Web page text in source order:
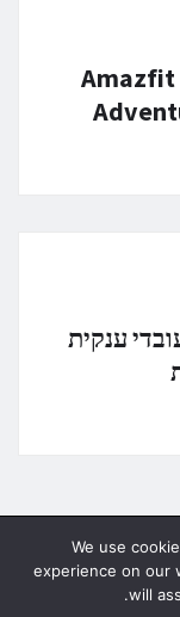
Amazfit
ענקית
We use
experience on our
will